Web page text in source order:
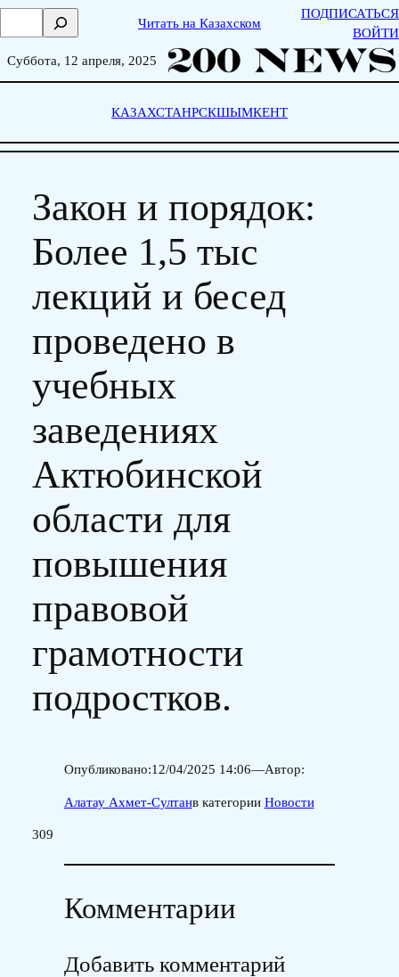
Skip
о
Читать на Казахском
ПОДПИСАТЬСЯ
ВОЙТИ
Суббота, 12 апреля, 2025
КАЗАХСТАНРСКШЫМКЕНТ
Закон и порядок:
Более 1,5 тыс
лекций и бесед
проведено в
учебных
заведениях
Актюбинской
области для
повышения
правовой
грамотности
подростков.
Опубликовано:12/04/2025 14:06—Автор:
Алатау Ахмет-Султанв категории Новости
309
Комментарии
Добавить комментарий